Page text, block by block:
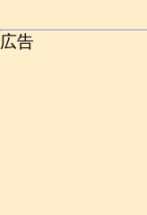
広告